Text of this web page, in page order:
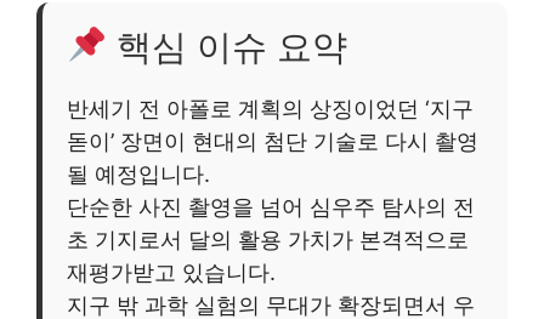
핵심 이슈 요약
반세기 전 아폴로 계획의 상징이었던 ‘지구
돋이’ 장면이 현대의 첨단 기술로 다시 촬영
될 예정입니다.
단순한 사진 촬영을 넘어 심우주 탐사의 전
초 기지로서 달의 활용 가치가 본격적으로
재평가받고 있습니다.
지구 밖 과학 실험의 무대가 확장되면서 우